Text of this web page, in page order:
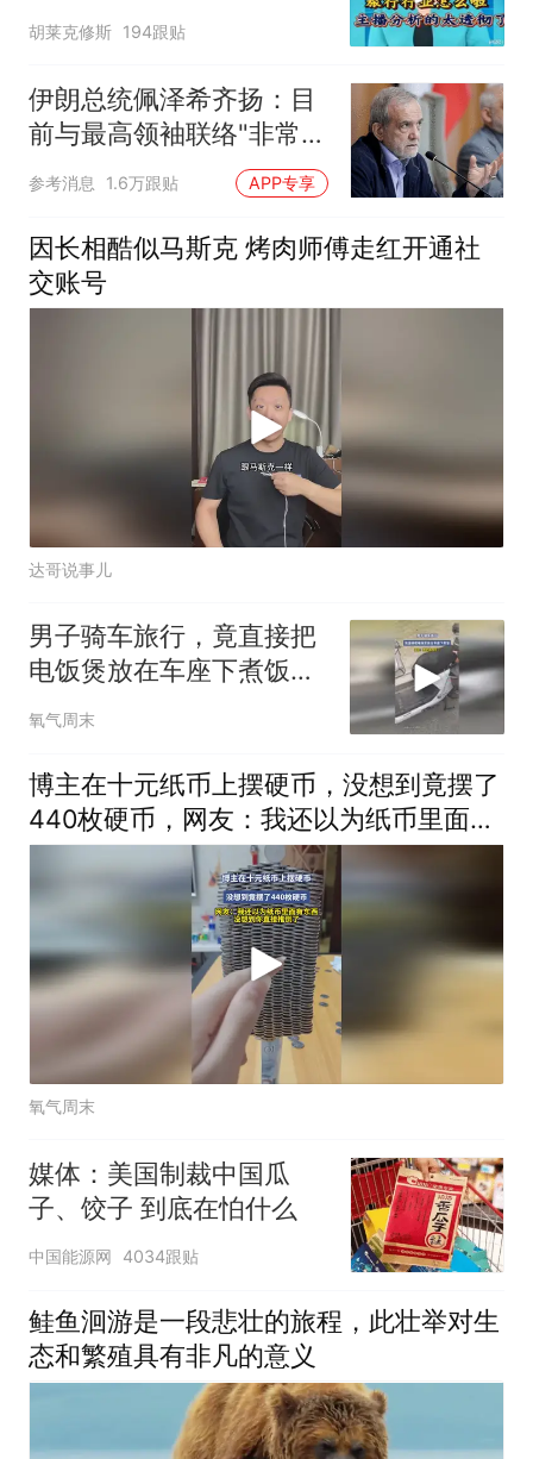
的太透彻了
胡莱克修斯 194跟贴
伊朗总统佩泽希齐扬：目
前与最高领袖联络"非常困
难"
参考消息 1.6万跟贴 APP专享
因长相酷似马斯克 烤肉师傅走红开通社
交账号
达哥说事儿
男子骑车旅行，竟直接把
电饭煲放在车座下煮饭，
网友：真的太危险了
氧气周末
博主在十元纸币上摆硬币，没想到竟摆了
440枚硬币，网友：我还以为纸币里面有
东西，没想到你直接推倒了
氧气周末
媒体：美国制裁中国瓜
子、饺子 到底在怕什么
中国能源网 4034跟贴
鲑鱼洄游是一段悲壮的旅程，此壮举对生
态和繁殖具有非凡的意义